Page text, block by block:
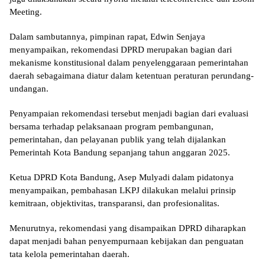
Meeting.
Dalam sambutannya, pimpinan rapat, Edwin Senjaya
menyampaikan, rekomendasi DPRD merupakan bagian dari
mekanisme konstitusional dalam penyelenggaraan pemerintahan
daerah sebagaimana diatur dalam ketentuan peraturan perundang-
undangan.
Penyampaian rekomendasi tersebut menjadi bagian dari evaluasi
bersama terhadap pelaksanaan program pembangunan,
pemerintahan, dan pelayanan publik yang telah dijalankan
Pemerintah Kota Bandung sepanjang tahun anggaran 2025.
Ketua DPRD Kota Bandung, Asep Mulyadi dalam pidatonya
menyampaikan, pembahasan LKPJ dilakukan melalui prinsip
kemitraan, objektivitas, transparansi, dan profesionalitas.
Menurutnya, rekomendasi yang disampaikan DPRD diharapkan
dapat menjadi bahan penyempurnaan kebijakan dan penguatan
tata kelola pemerintahan daerah.